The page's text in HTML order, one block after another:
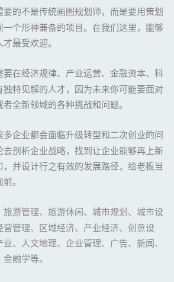
要的不是传统画图规划师，而是要用策划
个形神兼备的项目。在我们这里，能够
最受欢迎。
要在经济规律、产业运营、金融资本、科
特见解的人才，因为未来你可能要面对
全新领域的各种挑战和问题。
多企业都会面临升级转型和二次创业的问
剖析企业战略，找到让企业能够再上新
并设计行之有效的发展路径，给老板当
。
旅游管理、旅游休闲、城市规划、城市设
管理、区域经济、产业经济、创意设
、人文地理、企业管理、广告、新闻、
融学等。